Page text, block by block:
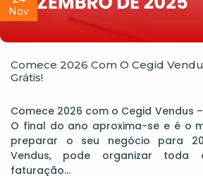
Nov
Comece 2026 Com O Cegid
Grátis!
Comece 2026 com o Cegid Vendus
O final do ano aproxima-se e é o
preparar o seu negócio para
Vendus, pode organizar
faturação…